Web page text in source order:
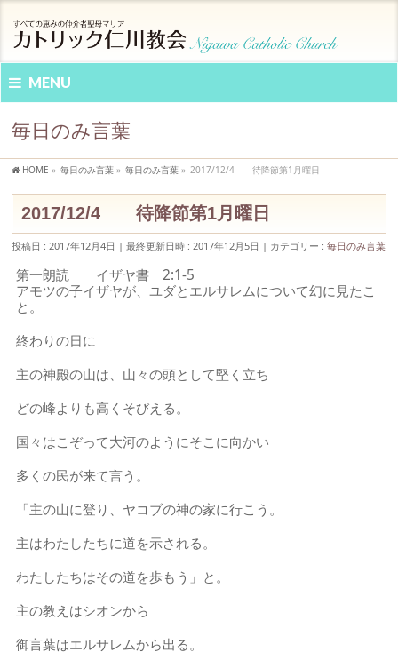
MENU
毎日のみ言葉
HOME » 毎日のみ言葉 » 毎日のみ言葉 » 2017/12/4 待降節第1月曜日
2017/12/4 待降節第1月曜日
投稿日 : 2017年12月4日 最終更新日時 : 2017年12月5日 カテゴリー :毎日のみ言葉
第一朗読 イザヤ書 2:1-5
アモツの子イザヤが、ユダとエルサレムについて幻に見たこ
と。
終わりの日に
主の神殿の山は、山々の頭として堅く立ち
どの峰よりも高くそびえる。
国々はこぞって大河のようにそこに向かい
多くの民が来て言う。
「主の山に登り、ヤコブの神の家に行こう。
主はわたしたちに道を示される。
わたしたちはその道を歩もう」と。
主の教えはシオンから
御言葉はエルサレムから出る。